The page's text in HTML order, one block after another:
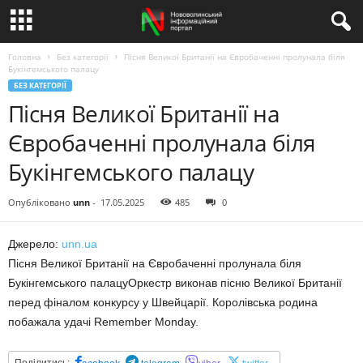
Головна Без категорії
Пісня Великої Британії на Євробаченні пролунала біля
Букінгемського палацу
БЕЗ КАТЕГОРІЇ
Пісня Великої Британії на
Євробаченні пролунала біля
Букінгемського палацу
Опубліковано unn - 17.05.2025 485 0
Джерело: unn.ua
Пісня Великої Британії на Євробаченні пролунала біля
Букінгемського палацуОркестр виконав пісню Великої Британії
перед фіналом конкурсу у Швейцарії. Королівська родина
побажала удачі Remember Monday.